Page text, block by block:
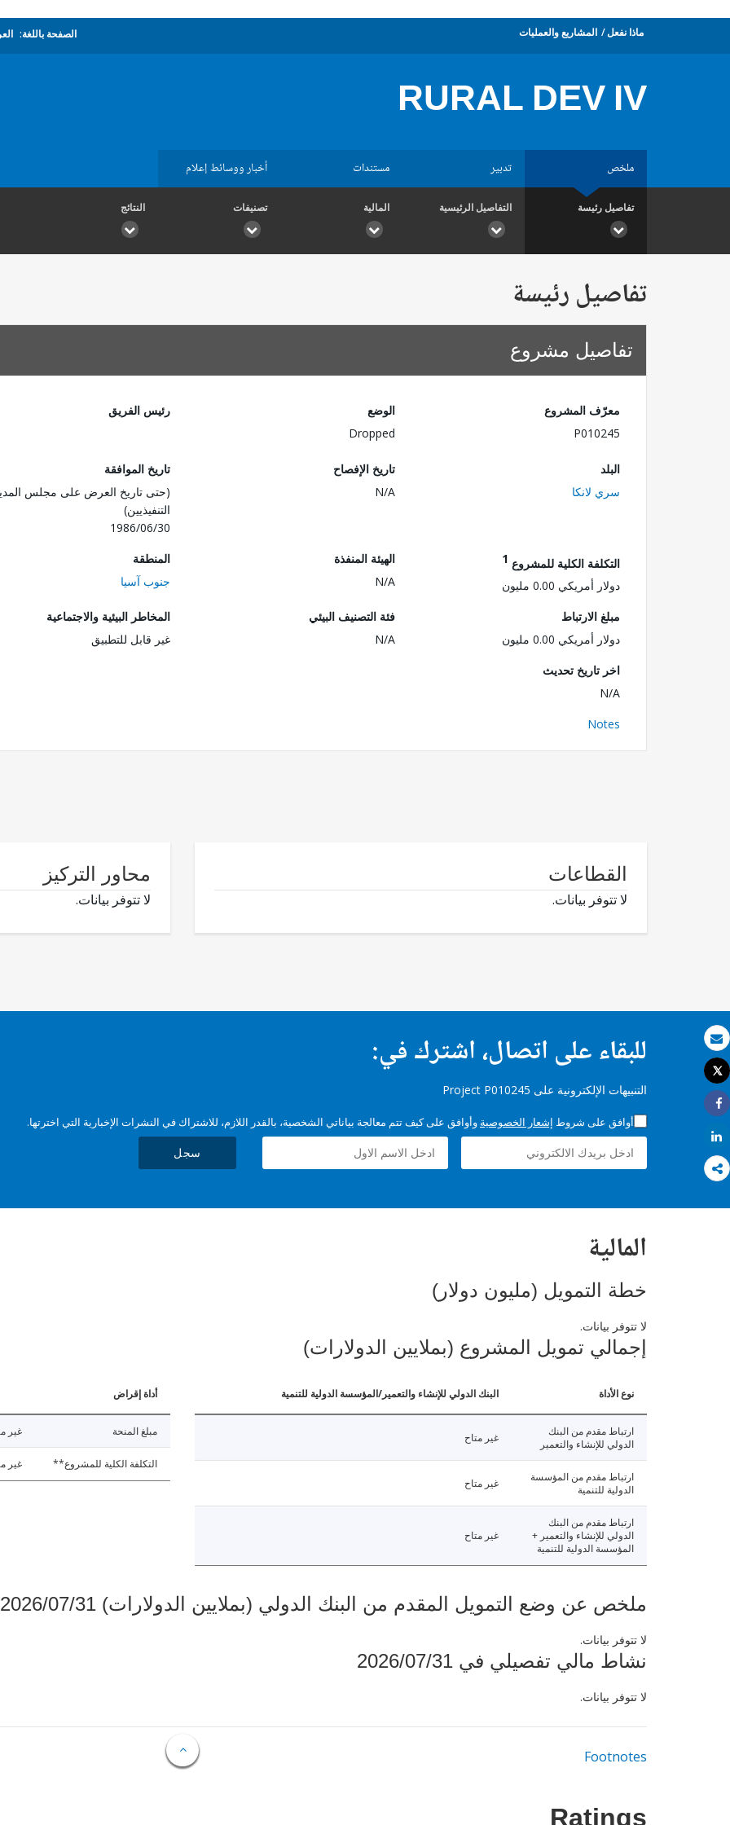
بريد الكتروني
طباعة
Tweet
Share
Share
ماذا نفعل المشاريع والعمليات الصفحة باللغة:
RURAL DEV IV
ملخص تدبير مستندات أخبار ووسائط إعلام
تفاصيل رئيسة التفاصيل الرئيسية المالية تصنيفات النتائج
تفاصيل رئيسة
تفاصيل مشروع
معرّف المشروع
P010245
الوضع
Dropped
رئيس الفريق
البلد
سري لانكا
تاريخ الإفصاح
N/A
تاريخ الموافقة
(حتى تاريخ العرض على مجلس
التنفيذيين)
1986/06/30
التكلفة الكلية للمشروع 1
دولار أمريكي 0.00 مليون
الهيئة المنفذة
N/A
المنطقة
جنوب آسيا
مبلغ الارتباط
دولار أمريكي 0.00 مليون
فئة التصنيف البيئي
N/A
المخاطر البيئية والاجتماعية
غير قابل للتطبيق
اخر تاريخ تحديث
N/A
Notes
القطاعات
لا تتوفر بيانات.
محاور التركيز
لا تتوفر بيانات.
للبقاء على اتصال، اشترك في:
التنبيهات الإلكترونية على Project P010245
أوافق على شروط إشعار الخصوصية وأوافق على كيف تتم معالجة بياناتي الشخصية، بالقدر اللازم، للاشتراك في النشرات الإخبارية التي اخترتها.
سجل
المالية
خطة التمويل (مليون دولار)
لا تتوفر بيانات.
إجمالي تمويل المشروع (بملايين الدولارات)
نوع الأداة البنك الدولي للإنشاء والتعمير/المؤسسة الدولية للتنمية
ارتباط مقدم من البنك
الدولي للإنشاء والتعمير
غير متاح
ارتباط مقدم من المؤسسة
الدولية للتنمية
غير متاح
ارتباط مقدم من البنك
الدولي للإنشاء والتعمير +
المؤسسة الدولية للتنمية
غير متاح
أداة إقراض
مبلغ المنحة غير
التكلفة الكلية للمشروع** غير
ملخص عن وضع التمويل المقدم من البنك الدولي (بملايين الدولارات) 2026/07/31
لا تتوفر بيانات.
نشاط مالي تفصيلي في 2026/07/31
لا تتوفر بيانات.
Footnotes